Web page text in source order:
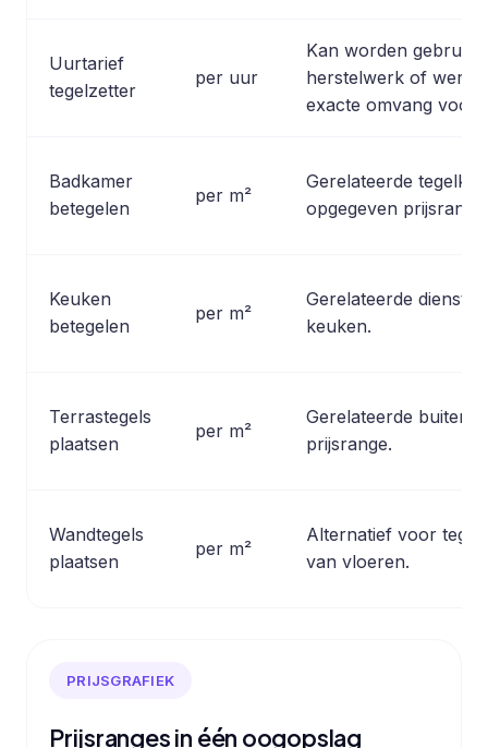
Uurtarief
tegelzetter
per uur
Kan worden gebruikt
herstelwerk of
exacte omvang
Badkamer
betegelen
per m²
Gerelateerde
opgegeven prijsrange.
Keuken
betegelen
per m²
Gerelateerde dienst
keuken.
Terrastegels
plaatsen
per m²
Gerelateerde
prijsrange.
Wandtegels
plaatsen
per m²
Alternatief voor
van vloeren.
PRIJSGRAFIEK
Prijsranges in één oogopslag